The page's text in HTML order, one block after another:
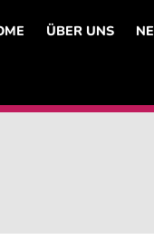
ÜBER UNS